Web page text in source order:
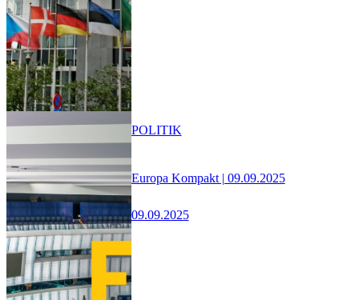
Europa Kompakt | 09.09.2025
09.09.2025
POLITIK